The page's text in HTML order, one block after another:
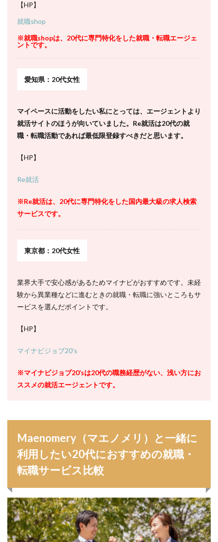
【HP】
就職shop
※就職shopは、20代に専門特化をした就職・転職エージェ
ントです。
愛知県：20代女性
マイペースに活動をしたい私にとっては、エージェントより
就活サイトのほうが向いていました。Re就活は20代の就
職・転職活動であれば最低限登録すべきだと思います。
【HP】
Re就活
※Re就活は、20代に専門特化をした国内最大級の求人検索
サービスです。
東京都：20代女性
業界大手で安心感があるためマイナビがおすすめです。未経
験から異業種などに進むときの就職・転職に強いところもサ
ービスを選んだポイントです。
【HP】
マイナビジョブ20’s
※マイナビジョブ20’sは20代の職務経歴がない、浅い方にお
ススメの就活エージェントです。
Maenomery（マエノメリ）と一緒に
利用したい20代におすすめの就職・
転職サービス比較